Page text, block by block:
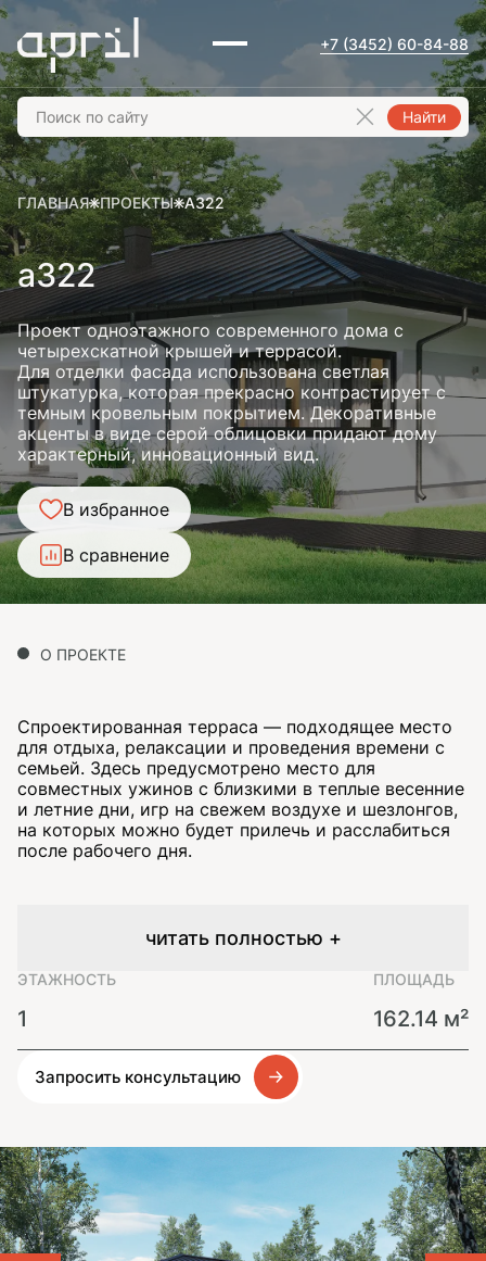
+7 (3452) 60-84-88
Найти
ГЛАВНАЯ ПРОЕКТЫ А322
а322
Проект одноэтажного современного дома с
четырехскатной крышей и террасой.
Для отделки фасада использована светлая
штукатурка, которая прекрасно контрастирует с
темным кровельным покрытием. Декоративные
акценты в виде серой облицовки придают дому
характерный, инновационный вид.
В избранное
В сравнение
О ПРОЕКТЕ
Спроектированная терраса — подходящее место
для отдыха, релаксации и проведения времени с
семьей. Здесь предусмотрено место для
совместных ужинов с близкими в теплые весенние
и летние дни, игр на свежем воздухе и шезлонгов,
на которых можно будет прилечь и расслабиться
после рабочего дня.
читать полностью +
ЭТАЖНОСТЬ
1
ПЛОЩАДЬ
162.14 м²
Запросить консультацию